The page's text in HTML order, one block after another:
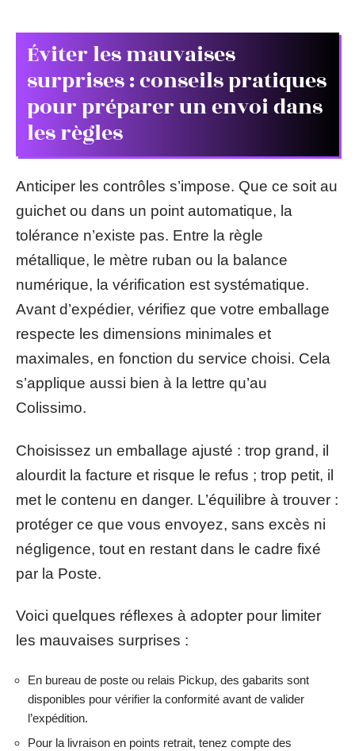
Éviter les mauvaises
surprises : conseils pratiques
pour préparer un envoi dans
les règles
Anticiper les contrôles s’impose. Que ce soit au
guichet ou dans un point automatique, la
tolérance n’existe pas. Entre la règle
métallique, le mètre ruban ou la balance
numérique, la vérification est systématique.
Avant d’expédier, vérifiez que votre emballage
respecte les dimensions minimales et
maximales, en fonction du service choisi. Cela
s’applique aussi bien à la lettre qu’au
Colissimo.
Choisissez un emballage ajusté : trop grand, il
alourdit la facture et risque le refus ; trop petit, il
met le contenu en danger. L’équilibre à trouver :
protéger ce que vous envoyez, sans excès ni
négligence, tout en restant dans le cadre fixé
par la Poste.
Voici quelques réflexes à adopter pour limiter
les mauvaises surprises :
En bureau de poste ou relais Pickup, des gabarits sont
disponibles pour vérifier la conformité avant de valider
l’expédition.
Pour la livraison en points retrait, tenez compte des